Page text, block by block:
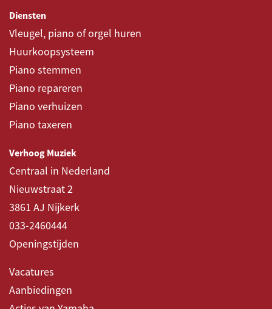
Diensten
Vleugel, piano of orgel huren
Huurkoopsysteem
Piano stemmen
Piano repareren
Piano verhuizen
Piano taxeren
Verhoog Muziek
Centraal in Nederland
Nieuwstraat 2
3861 AJ Nijkerk
033-2460444
Openingstijden
Vacatures
Aanbiedingen